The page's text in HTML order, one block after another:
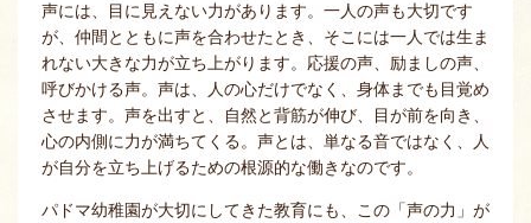
声には、目に見えない力があります。一人の声も大切です
が、仲間とともに声を合わせたとき、そこには一人では生ま
れない大きな力が立ち上がります。応援の声、励ましの声、
呼びかける声。声は、人の心だけでなく、身体までも目覚め
させます。声を出すと、自然と背筋が伸び、目が前を向き、
心の内側に力が満ちてくる。声とは、単なる音ではなく、人
が自分を立ち上げるための根源的な働きなのです。
パドマ幼稚園が大切にしてきた教育にも、この「声の力」が